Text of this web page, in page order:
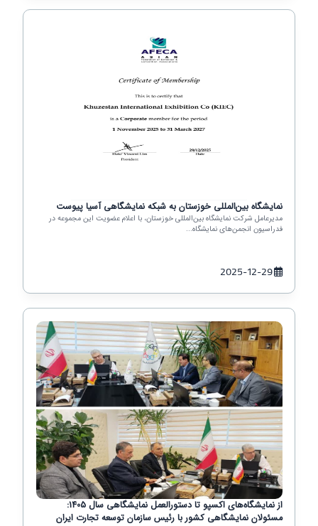
نمایشگاه بین‌المللی خوزستان به شبکه نمایشگاهی آسیا پیوست
مدیرعامل شرکت نمایشگاه بین‌المللی خوزستان، با اعلام عضویت این مجموعه در
فدراسیون انجمن‌های نمایشگاه‌...
2025-12-29
از نمایشگاه‌های اکسپو تا دستورالعمل نمایشگاهی سال 1405:
مسئولان نمایشگاهی کشور با رئیس سازمان توسعه تجارت ایران